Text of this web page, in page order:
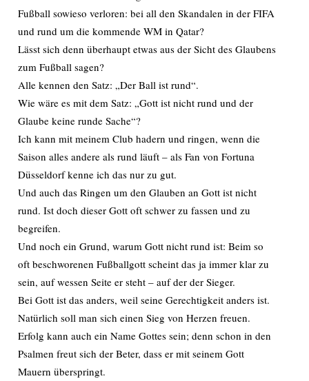
Fußball sowieso verloren: bei all den Skandalen in der FIFA
und rund um die kommende WM in Qatar?
Lässt sich denn überhaupt etwas aus der Sicht des Glaubens
zum Fußball sagen?
Alle kennen den Satz: „Der Ball ist rund“.
Wie wäre es mit dem Satz: „Gott ist nicht rund und der
Glaube keine runde Sache“?
Ich kann mit meinem Club hadern und ringen, wenn die
Saison alles andere als rund läuft – als Fan von Fortuna
Düsseldorf kenne ich das nur zu gut.
Und auch das Ringen um den Glauben an Gott ist nicht
rund. Ist doch dieser Gott oft schwer zu fassen und zu
begreifen.
Und noch ein Grund, warum Gott nicht rund ist: Beim so
oft beschworenen Fußballgott scheint das ja immer klar zu
sein, auf wessen Seite er steht – auf der der Sieger.
Bei Gott ist das anders, weil seine Gerechtigkeit anders ist.
Natürlich soll man sich einen Sieg von Herzen freuen.
Erfolg kann auch ein Name Gottes sein; denn schon in den
Psalmen freut sich der Beter, dass er mit seinem Gott
Mauern überspringt.